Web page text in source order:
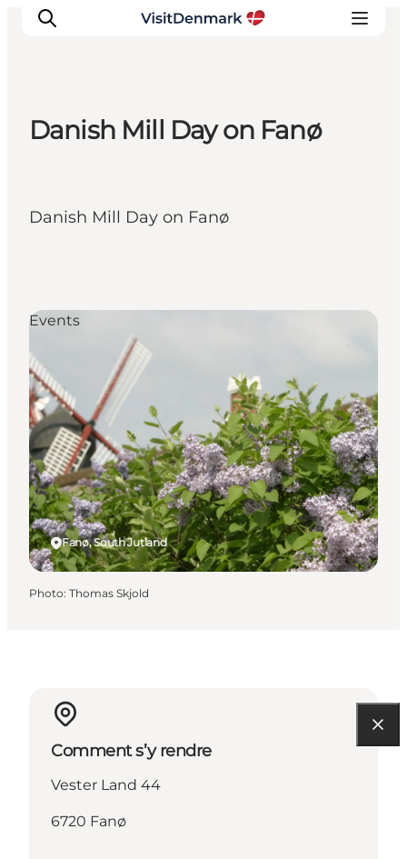
Quoi faire
Hébergements
Danish Mill Day on Fanø
Danish Mill Day on Fanø
Fanø, South Jutland
Events
Photo: Thomas Skjold
Comment s’y rendre
Vester Land 44
6720 Fanø